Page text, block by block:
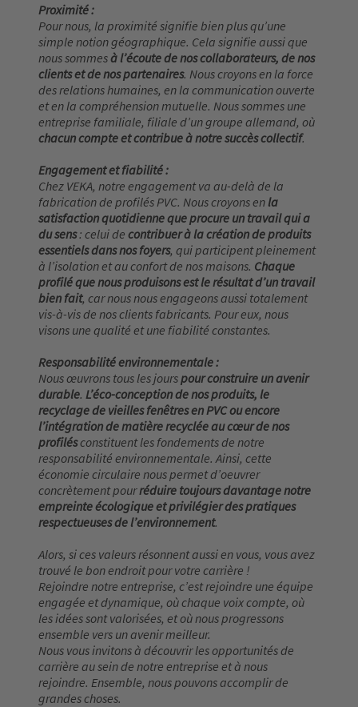
Proximité :
Pour nous, la proximité signifie bien plus qu’une
simple notion géographique. Cela signifie aussi que
nous sommesà l’écoute de nos collaborateurs, de nos
clients et de nos partenaires. Nous croyons en la force
des relations humaines, en la communication ouverte
et en la compréhension mutuelle. Nous sommes une
entreprise familiale, filiale d’un groupe allemand, où
chacun compte et contribue à notre succès collectif.
Engagement et fiabilité :
Chez VEKA, notre engagement va au-delà de la
fabrication de profilés PVC. Nous croyons en la
satisfaction quotidienne que procure un travail qui a
du sens: celui de contribuer à la création de produits
essentiels dans nos foyers, qui participent pleinement
à l’isolation et au confort de nos maisons. Chaque
profilé que nous produisons est le résultat d’un travail
bien fait, car nous nous engageons aussi totalement
vis-à-vis de nos clients fabricants. Pour eux, nous
visons une qualité et une fiabilité constantes.
Responsabilité environnementale :
Nous œuvrons tous les jourspour construire un avenir
durable. L’éco-conception de nos produits, le
recyclage de vieilles fenêtres en PVC ou encore
l’intégration de matière recyclée au cœur de nos
profilésconstituent les fondements de notre
responsabilité environnementale. Ainsi, cette
économie circulaire nous permet d’oeuvrer
concrètement pourréduire toujours davantage notre
empreinte écologique et privilégier des pratiques
respectueuses de l’environnement.
Alors, si ces valeurs résonnent aussi en vous, vous avez
trouvé le bon endroit pour votre carrière !
Rejoindre notre entreprise, c’est rejoindre une équipe
engagée et dynamique, où chaque voix compte, où
les idées sont valorisées, et où nous progressons
ensemble vers un avenir meilleur.
Nous vous invitons à découvrir les opportunités de
carrière au sein de notre entreprise et à nous
rejoindre. Ensemble, nous pouvons accomplir de
grandes choses.